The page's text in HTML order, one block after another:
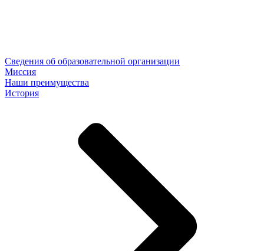
Сведения об образовательной организации
Миссия
Наши преимущества
История